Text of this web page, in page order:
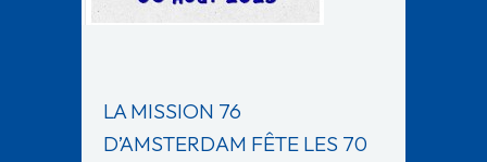
LA MISSION 76
D’AMSTERDAM FÊTE LES 70